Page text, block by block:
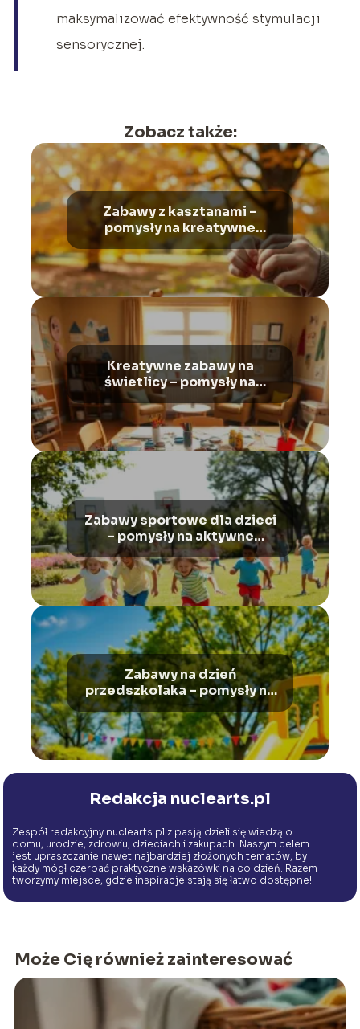
maksymalizować efektywność stymulacji
sensorycznej.
Zobacz także:
Zabawy z kasztanami –
pomysły na kreatywne
spędzanie czasu
Kreatywne zabawy na
świetlicy – pomysły na
ciekawe zajęcia
Zabawy sportowe dla dzieci
– pomysły na aktywne
spędzanie czasu
Zabawy na dzień
przedszkolaka – pomysły na
radosne świętowanie
Redakcja nuclearts.pl
Zespół redakcyjny nuclearts.pl z pasją dzieli się wiedzą o
domu, urodzie, zdrowiu, dzieciach i zakupach. Naszym celem
jest upraszczanie nawet najbardziej złożonych tematów, by
każdy mógł czerpać praktyczne wskazówki na co dzień. Razem
tworzymy miejsce, gdzie inspiracje stają się łatwo dostępne!
Może Cię również zainteresować